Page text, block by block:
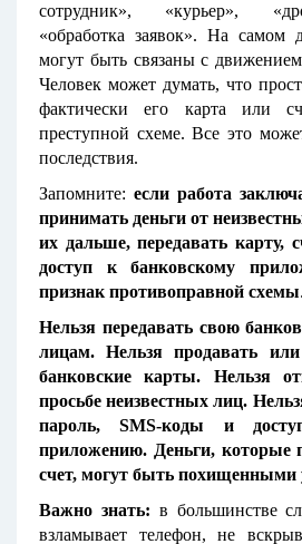
сотрудник», «курьер»,
«обработка заявок». На самом
могут быть связаны с
Человек может думать, что
фактически его карта или
преступной схеме. Все это
последствия.
Запомните: если работа
принимать деньги от
их дальше, передавать карту,
доступ к банковскому
признак противоправной схемы.
Нельзя передавать свою
лицам. Нельзя продавать
банковские карты. Нельзя
просьбе неизвестных лиц.
пароль, SMS-коды и
приложению. Деньги, которые
счет, могут быть похищенными
Важно знать: в большинстве
взламывает телефон, не